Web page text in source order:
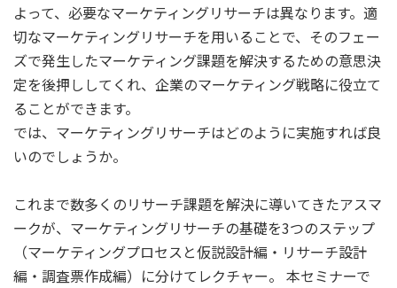
よって、必要なマーケティングリサーチは異なります。適
切なマーケティングリサーチを用いることで、そのフェー
ズで発生したマーケティング課題を解決するための意思決
定を後押ししてくれ、企業のマーケティング戦略に役立て
ることができます。
では、マーケティングリサーチはどのように実施すれば良
いのでしょうか。
これまで数多くのリサーチ課題を解決に導いてきたアスマ
ークが、マーケティングリサーチの基礎を3つのステップ
（マーケティングプロセスと仮説設計編・リサーチ設計
編・調査票作成編）に分けてレクチャー。 本セミナーで